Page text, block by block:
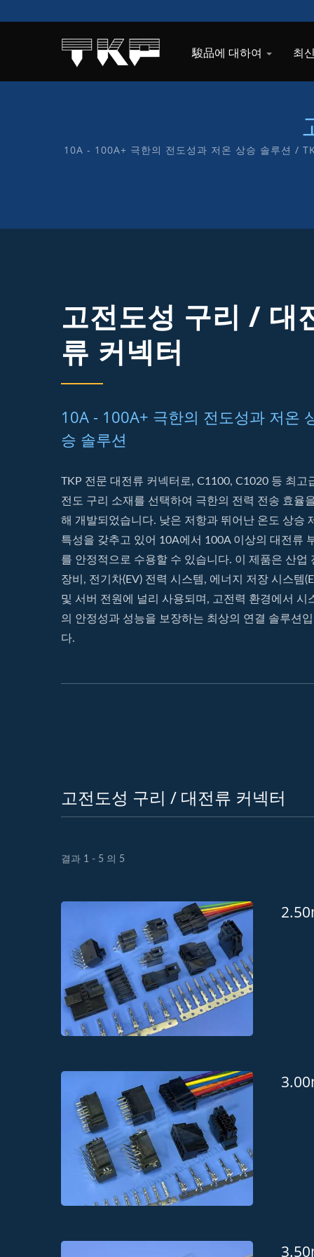
駿品에 대하여 최
10A - 100A+ 극한의 전도성과 저온 상승 솔루션 /
고전도성 구리 / 대
류 커넥터
10A - 100A+ 극한의 전도성과 저온
승 솔루션
TKP 전문 대전류 커넥터로, C1100, C1020 등 최고
전도 구리 소재를 선택하여 극한의 전력 전송 효율
해 개발되었습니다. 낮은 저항과 뛰어난 온도 상승
특성을 갖추고 있어 10A에서 100A 이상의 대전류
를 안정적으로 수용할 수 있습니다. 이 제품은 산업
장비, 전기차(EV) 전력 시스템, 에너지 저장 시스템
및 서버 전원에 널리 사용되며, 고전력 환경에서 시
의 안정성과 성능을 보장하는 최상의 연결 솔루션
다.
고전도성 구리 / 대전류 커넥터
결과 1 - 5 의 5